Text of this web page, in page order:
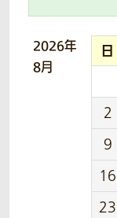
2026年
8月
日
2
9
16
23